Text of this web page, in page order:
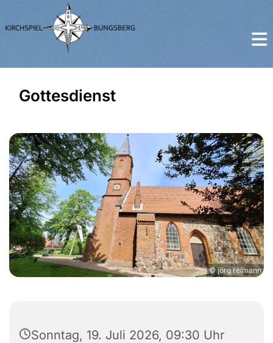
Gottesdienst
© jörg reimann
Sonntag, 19. Juli 2026, 09:30 Uhr